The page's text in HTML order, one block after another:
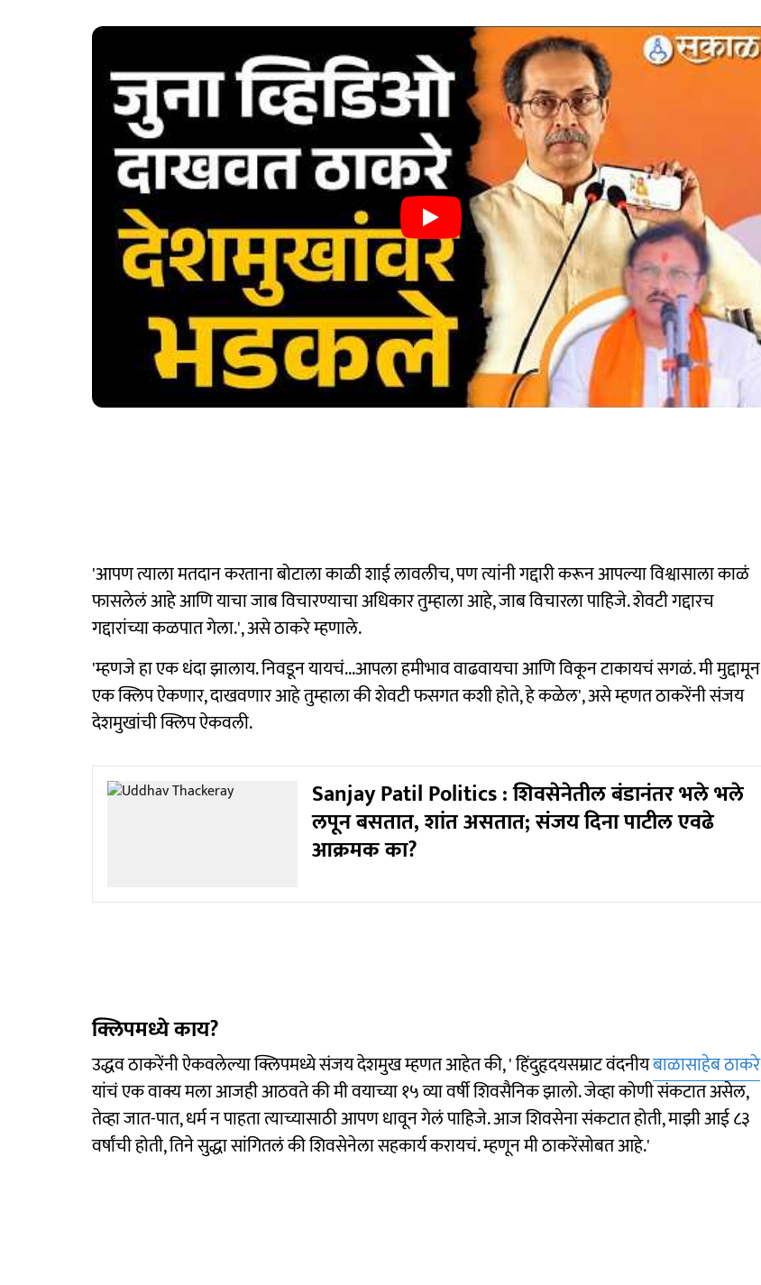
'आपण त्याला मतदान करताना बोटाला काळी शाई लावलीच, पण त्यांनी गद्दारी करून आपल्या विश्वासाला काळं
फासलेलं आहे आणि याचा जाब विचारण्याचा अधिकार तुम्हाला आहे, जाब विचारला पाहिजे. शेवटी गद्दारच
गद्दारांच्या कळपात गेला.', असे ठाकरे म्हणाले.
'म्हणजे हा एक धंदा झालाय. निवडून यायचं...आपला हमीभाव वाढवायचा आणि विकून टाकायचं सगळं. मी मुद्दामून
एक क्लिप ऐकणार, दाखवणार आहे तुम्हाला की शेवटी फसगत कशी होते, हे कळेल', असे म्हणत ठाकरेंनी संजय
देशमुखांची क्लिप ऐकवली.
Sanjay Patil Politics : शिवसेनेतील बंडानंतर भले भले
लपून बसतात, शांत असतात; संजय दिना पाटील एवढे
आक्रमक का?
क्लिपमध्ये काय?
उद्धव ठाकरेंनी ऐकवलेल्या क्लिपमध्ये संजय देशमुख म्हणत आहेत की, ' हिंदुहृदयसम्राट वंदनीयबाळासाहेब ठाकरे
यांचं एक वाक्य मला आजही आठवते की मी वयाच्या १५ व्या वर्षी शिवसैनिक झालो. जेव्हा कोणी संकटात असेल,
तेव्हा जात-पात, धर्म न पाहता त्याच्यासाठी आपण धावून गेलं पाहिजे. आज शिवसेना संकटात होती, माझी आई ८३
वर्षांची होती, तिने सुद्धा सांगितलं की शिवसेनेला सहकार्य करायचं. म्हणून मी ठाकरेंसोबत आहे.'